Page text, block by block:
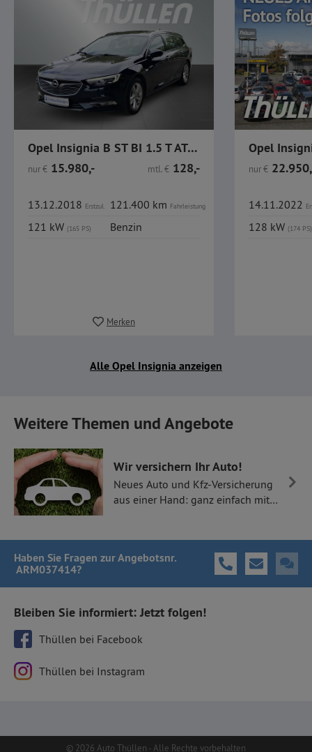
Opel Insignia B ST BI 1.5 T AT SHZ LED HUD Kamera BT
nur€ 15.980,- mtl.€ 128,-
13.12.2018 Erstzul. 121.400 km Fahrleistung
121 kW (165 PS) Benzin
Merken
nur€
14.11.2022
128 kW (174 PS)
Alle Opel Insignia anzeigen
Weitere Themen und Angebote
Wir versichern Ihr Auto!
Neues Auto und Kfz-Versicherung
aus einer Hand: ganz einfach mit
Haben Sie Fragen zur Angebotsnr.
ARM037414?
Bleiben Sie informiert: Jetzt folgen!
Thüllen bei Facebook
Thüllen bei Instagram
© 2026 Auto Thüllen - Alle Rechte vorbehalten